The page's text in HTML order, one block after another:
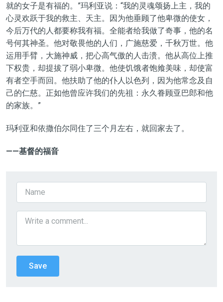
就的女子是有福的。”玛利亚说：“我的灵魂颂扬上主，我的
心灵欢跃于我的救主、天主。因为他垂顾了他卑微的使女，
今后万代的人都要称我有福。全能者给我做了奇事，他的名
号何其神圣。他对敬畏他的人们，广施慈爱，千秋万世。他
运用手臂，大施神威，把心高气傲的人击溃。他从高位上推
下权贵，却提拔了弱小卑微。他使饥饿者饱飨美味，却使富
有者空手而回。他扶助了他的仆人以色列，因为他常念及自
己的仁慈。正如他曾应许我们的先祖：永久眷顾亚巴郎和他
的家族。”
玛利亚和依撒伯尔同住了三个月左右，就回家去了。
——基督的福音